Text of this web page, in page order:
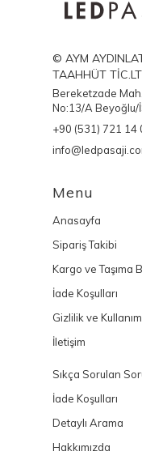
© AYM
TAAHHÜT
Bereketzade
No:13/A Beyoğlu/
+90 (531) 721 14
Menu
Anasayfa
Sipariş Takibi
Kargo ve Taşıma
İade Koşulları
Gizlilik ve
İletişim
Sıkça Sorulan
İade Koşulları
Detaylı Arama
Hakkımızda